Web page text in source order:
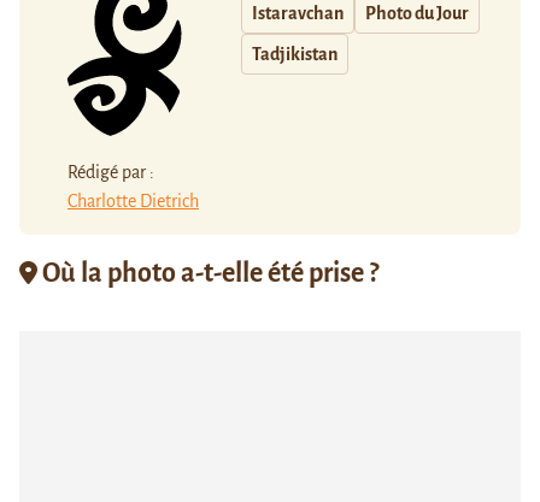
Rédigé par :
Charlotte Dietrich
Istaravchan Photo du Jour
Tadjikistan
Où la photo a-t-elle été prise ?